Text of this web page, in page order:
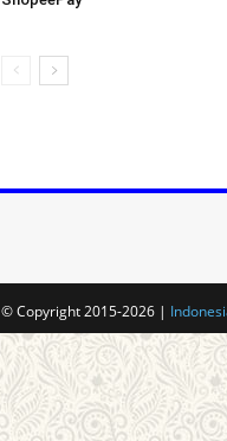
© Copyright 2015-2026 |